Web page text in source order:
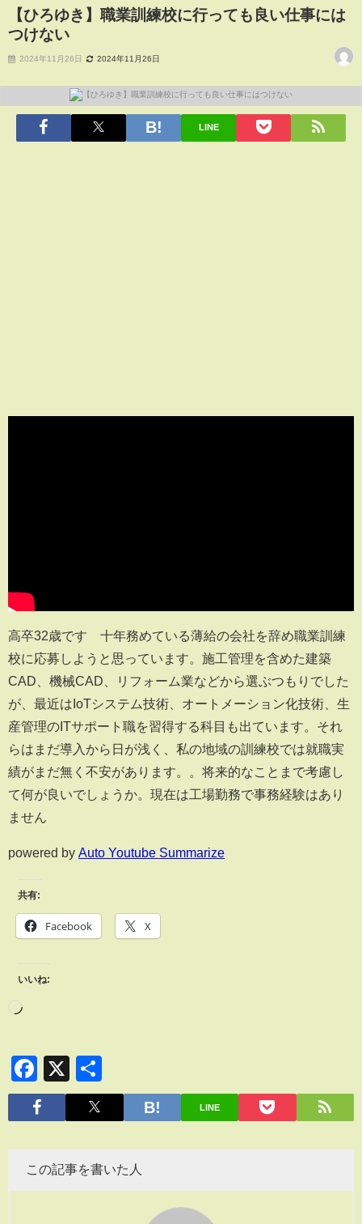
【ひろゆき】職業訓練校に行っても良い仕事には
つけない
2024年11月26日 2024年11月26日
LINE
高卒32歳です 十年務めている薄給の会社を辞め職業訓練
校に応募しようと思っています。施工管理を含めた建築
CAD、機械CAD、リフォーム業などから選ぶつもりでした
が、最近はIoTシステム技術、オートメーション化技術、生
産管理のITサポート職を習得する科目も出ています。それ
らはまだ導入から日が浅く、私の地域の訓練校では就職実
績がまだ無く不安があります。。将来的なことまで考慮し
て何が良いでしょうか。現在は工場勤務で事務経験はあり
ません
powered by Auto Youtube Summarize
共有:
Facebook X
いいね:
Facebook
X
有
LINE
この記事を書いた人